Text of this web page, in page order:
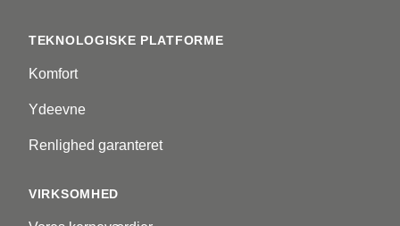
TEKNOLOGISKE PLATFORME
Komfort
Ydeevne
Renlighed garanteret
VIRKSOMHED